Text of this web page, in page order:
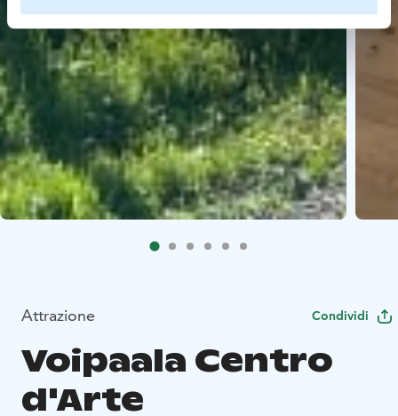
Attrazione Condividi
Voipaala Centro
d'Arte